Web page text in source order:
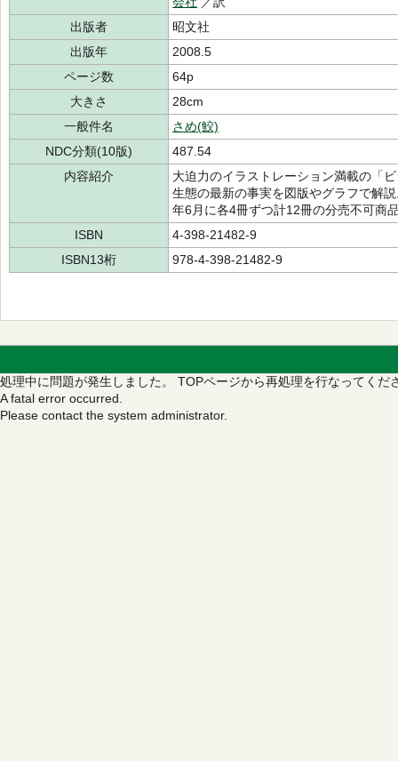
出版者
昭文社
出版年
2008.5
ページ数
64p
大きさ
28cm
一般件名
さめ(鮫)
NDC分類(10版)
487.54
内容紹介
大迫力のイラストレーション満載の「
生態の最新の事実を図版やグラフで解
年6月に各4冊ずつ計12冊の分売不可商
ISBN
4-398-21482-9
ISBN13桁
978-4-398-21482-9
処理中に問題が発生しました。 TOPページから再処理を行なってくだ
A fatal error occurred.
Please contact the system administrator.